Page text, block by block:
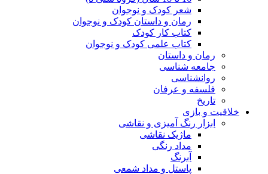
شعر کودک و نوجوان
رمان و داستان کودک و نوجوان
کتاب کار کودک
کتاب علمی کودک و نوجوان
رمان و داستان
جامعه شناسی
روانشناسی
فلسفه و عرفان
تاریخ
خلاقیت و بازی
ابزار رنگ آمیزی و نقاشی
ماژیک نقاشی
مداد رنگی
آبرنگ
پاستل و مداد شمعی